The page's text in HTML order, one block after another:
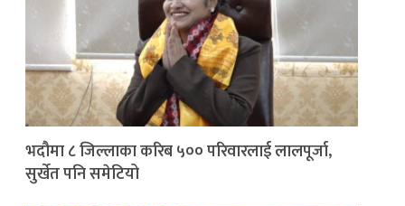
भदौमा ८ जिल्लाका करिब ५०० परिवारलाई लालपूर्जा,
सुर्खेत पनि समेटियो